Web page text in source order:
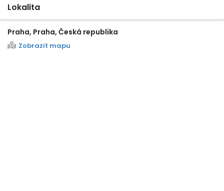
Lokalita
Praha, Praha, Česká republika
Zobrazit mapu